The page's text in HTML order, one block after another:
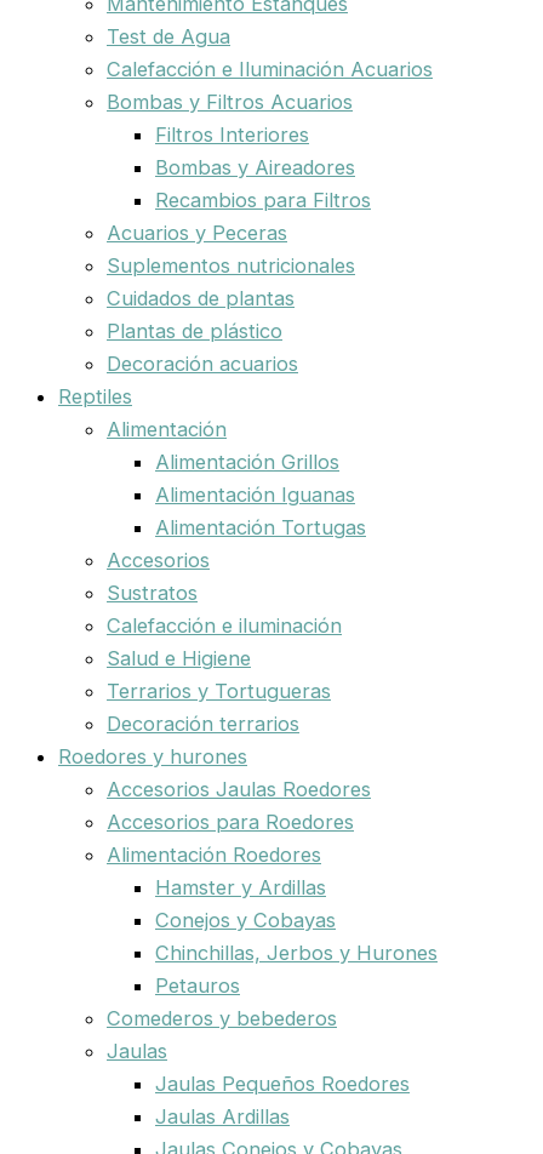
Test de Agua
Calefacción e Iluminación Acuarios
Bombas y Filtros Acuarios
Filtros Interiores
Bombas y Aireadores
Recambios para Filtros
Acuarios y Peceras
Suplementos nutricionales
Cuidados de plantas
Plantas de plástico
Decoración acuarios
Reptiles
Alimentación
Alimentación Grillos
Alimentación Iguanas
Alimentación Tortugas
Accesorios
Sustratos
Calefacción e iluminación
Salud e Higiene
Terrarios y Tortugueras
Decoración terrarios
Roedores y hurones
Accesorios Jaulas Roedores
Accesorios para Roedores
Alimentación Roedores
Hamster y Ardillas
Conejos y Cobayas
Chinchillas, Jerbos y Hurones
Petauros
Comederos y bebederos
Jaulas
Jaulas Pequeños Roedores
Jaulas Ardillas
Jaulas Conejos y Cobayas